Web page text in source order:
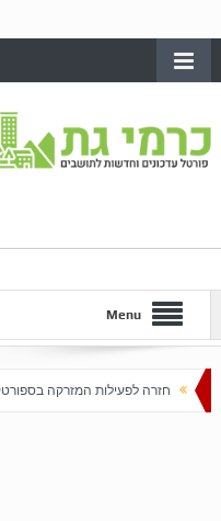
Menu
המזרקה בספורטק כרמי גת